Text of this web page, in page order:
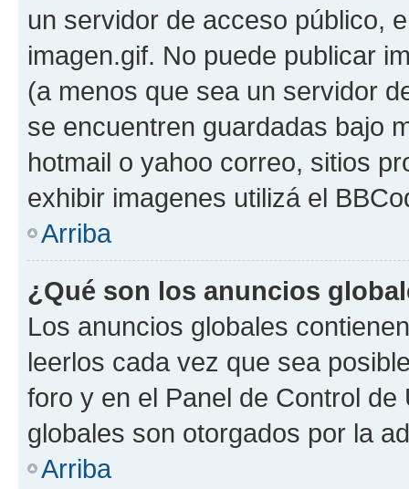
un servidor de acceso público,
imagen.gif. No puede publicar
(a menos que sea un servidor
se encuentren guardadas bajo
hotmail o yahoo correo, sitios
exhibir imagenes utilizá el
Arriba
¿Qué son los anuncios
Los anuncios globales
leerlos cada vez que sea
foro y en el Panel de Control
globales son otorgados por la
Arriba